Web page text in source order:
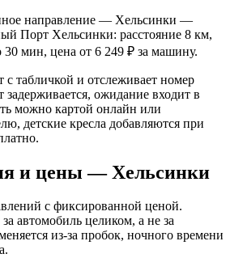
направление — Хельсинки —
Порт Хельсинки: расстояние 8 км,
30 мин, цена от 6 249 ₽ за машину.
с табличкой и отслеживает номер
задерживается, ожидание входит в
можно картой онлайн или
детские кресла добавляются при
и цены — Хельсинки
с фиксированной ценой.
автомобиль целиком, а не за
из-за пробок, ночного времени